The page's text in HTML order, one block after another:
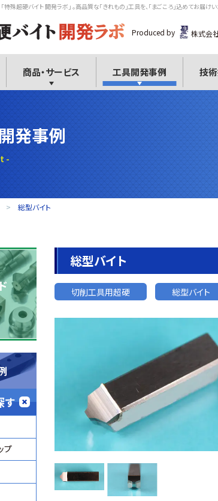
殊超硬バイト 開発ラボ」 。高品質な「きれもの」工具を、「まごころ」込めてお届けい
Produced by 株式会
商品・サービス 工具開発事例 技
発事例
総型バイト
総型バイト
切削工具用超硬 総型バイト
す
プ